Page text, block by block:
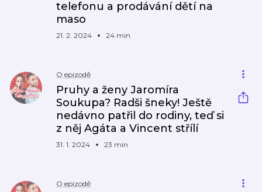
telefonu a prodávání dětí na
maso
21. 2. 2024 24 min
O epizodě
Pruhy a ženy Jaromíra
Soukupa? Radši šneky! Ještě
nedávno patřil do rodiny, teď si
z něj Agáta a Vincent střílí
31. 1. 2024 23 min
O epizodě